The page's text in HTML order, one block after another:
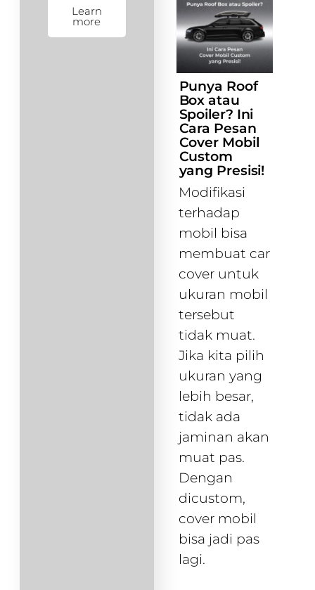
Learn
more
Punya Roof
Box atau
Spoiler? Ini
Cara Pesan
Cover Mobil
Custom
yang Presisi!
Modifikasi
terhadap
mobil bisa
membuat car
cover untuk
ukuran mobil
tersebut
tidak muat.
Jika kita pilih
ukuran yang
lebih besar,
tidak ada
jaminan akan
muat pas.
Dengan
dicustom,
cover mobil
bisa jadi pas
lagi.